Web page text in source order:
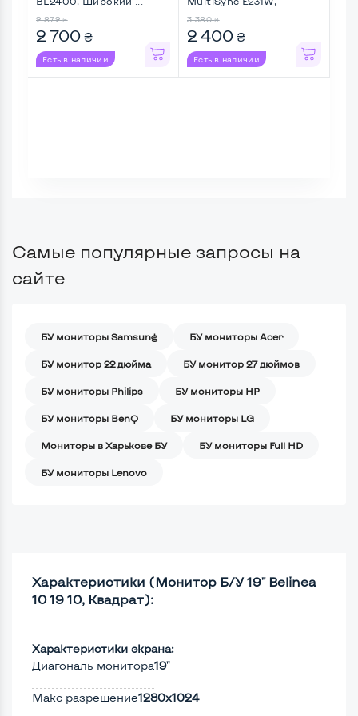
2 872 ₴
2 700 ₴
Есть в наличии
3 380 ₴
2 400 ₴
Есть в наличии
Самые популярные запросы на
сайте
БУ мониторы Samsung БУ мониторы Acer
БУ монитор 22 дюйма БУ монитор 27 дюймов
БУ мониторы Philips БУ мониторы HP
БУ мониторы BenQ БУ мониторы LG
Мониторы в Харькове БУ БУ мониторы Full HD
БУ мониторы Lenovo
Характеристики (Монитор Б/У 19" Belinea
10 19 10, Квадрат):
Характеристики экрана:
Диагональ монитора19"
Макс разрешение1280x1024